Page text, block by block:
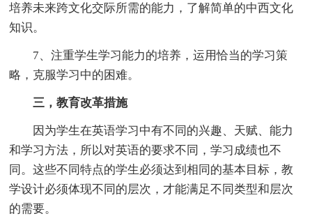
培养未来跨文化交际所需的能力，了解简单的中西文化
知识。
7、注重学生学习能力的培养，运用恰当的学习策
略，克服学习中的困难。
三，教育改革措施
因为学生在英语学习中有不同的兴趣、天赋、能力
和学习方法，所以对英语的要求不同，学习成绩也不
同。这些不同特点的学生必须达到相同的基本目标，教
学设计必须体现不同的层次，才能满足不同类型和层次
的需要。